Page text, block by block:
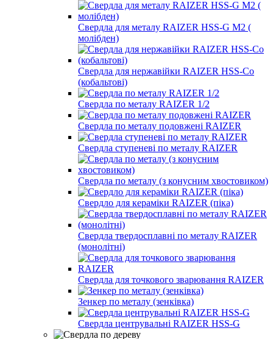
Свердла для металу RAIZER HSS-G M2 (
молібден)
Свердла для нержавійки RAIZER HSS-Co
(кобальтові)
Свердла по металу RAIZER 1/2
Свердла по металу подовжені RAIZER
Свердла ступеневі по металу RAIZER
Свердла по металу (з конусним хвостовиком)
Свердло для кераміки RAIZER (піка)
Свердла твердосплавні по металу RAIZER
(монолітні)
Свердла для точкового зварювання RAIZER
Зенкер по металу (зенківка)
Свердла центрувальні RAIZER HSS-G